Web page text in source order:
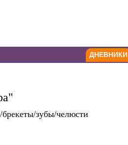
ДНЕВНИКИ
зубы/челюсти